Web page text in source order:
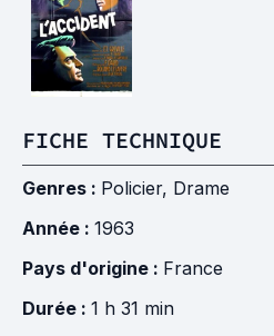
FICHE TECHNIQUE
Genres : Policier, Drame
Année : 1963
Pays d'origine : France
Durée : 1 h 31 min